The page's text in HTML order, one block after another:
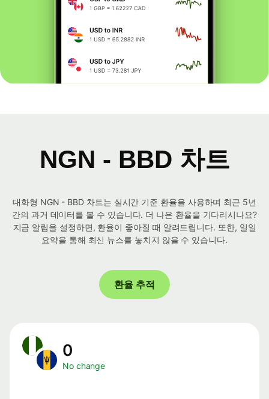
NGN - BBD 차트
대화형 NGN - BBD 차트는 실시간 기준 환율을 사용하며 최근 5년
간의 과거 데이터를 볼 수 있습니다. 더 나은 환율을 기다리시나요?
지금 알림을 설정하면, 환율이 좋아질 때 알려드립니다. 또한, 일일
요약을 통해 최신 뉴스를 놓치지 않을 수 있습니다.
환율 추적
0
No change